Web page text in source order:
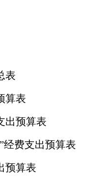
表
算表
出预算表
”经费支出预算表
预算表